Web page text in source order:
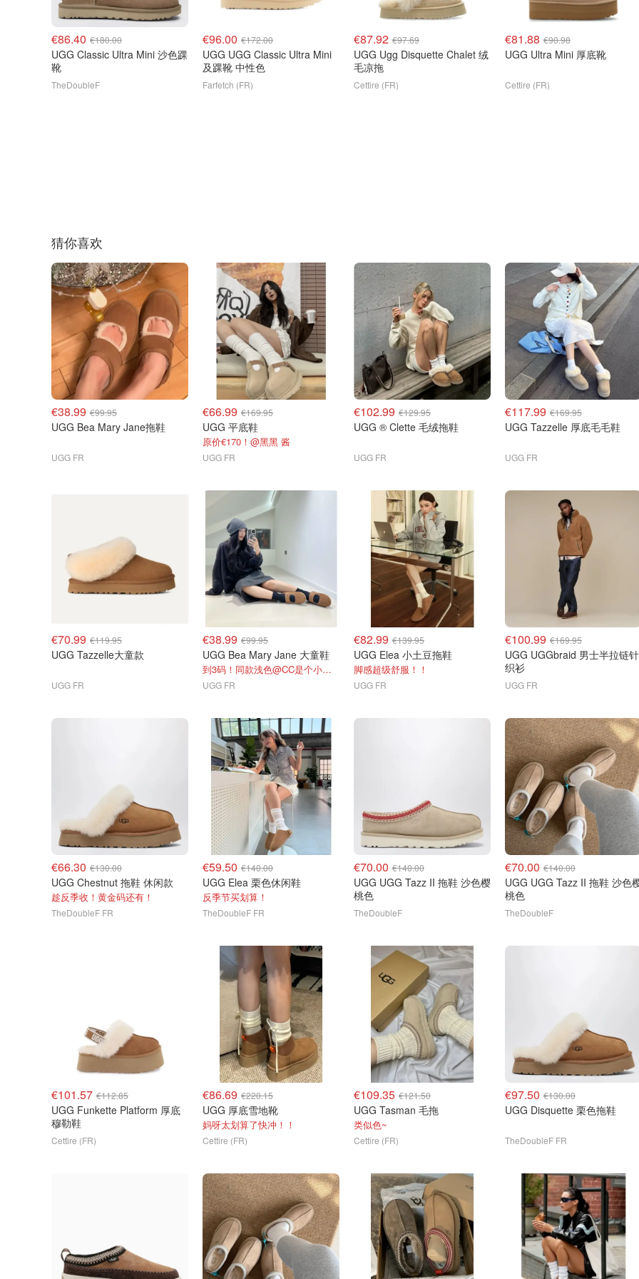
€86.40 €180.00
UGG Classic Ultra Mini 沙色踝
靴
TheDoubleF
€96.00 €172.00
UGG UGG Classic Ultra Mini
及踝靴 中性色
Farfetch (FR)
€87.92 €97.69
UGG Ugg Disquette Chalet 绒
毛凉拖
Cettire (FR)
€81.88 €90.98
UGG Ultra Mini 厚底靴
Cettire (FR)
猜你喜欢
€38.99 €99.95
UGG Bea Mary Jane拖鞋
UGG FR
€66.99 €169.95
UGG 平底鞋
原价€170！@黑黑 酱
UGG FR
€102.99 €129.95
UGG ® Clette 毛绒拖鞋
UGG FR
€117.99 €169.95
UGG Tazzelle 厚底毛毛鞋
UGG FR
€70.99 €119.95
UGG Tazzelle大童款
UGG FR
€38.99 €99.95
UGG Bea Mary Jane 大童鞋
到3码！同款浅色@CC是个小尾巴（垚垚）
UGG FR
€82.99 €139.95
UGG Elea 小土豆拖鞋
脚感超级舒服！！
UGG FR
€100.99 €169.95
UGG UGGbraid 男士半拉链针
织衫
UGG FR
€66.30 €130.00
UGG Chestnut 拖鞋 休闲款
趁反季收！黄金码还有！
TheDoubleF FR
€59.50 €140.00
UGG Elea 栗色休闲鞋
反季节买划算！
TheDoubleF FR
€70.00 €140.00
UGG UGG Tazz II 拖鞋 沙色樱
桃色
TheDoubleF
€70.00 €140.00
UGG UGG Tazz II 拖鞋 沙色
桃色
TheDoubleF
€101.57 €112.85
UGG Funkette Platform 厚底
穆勒鞋
Cettire (FR)
€86.69 €220.15
UGG 厚底雪地靴
妈呀太划算了快冲！！
Cettire (FR)
€109.35 €121.50
UGG Tasman 毛拖
类似色~
Cettire (FR)
€97.50 €130.00
UGG Disquette 栗色拖鞋
TheDoubleF FR